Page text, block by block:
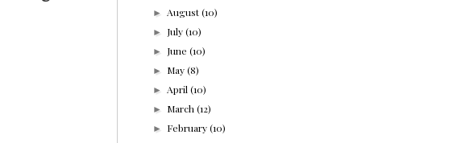
►August(10)
► July(10)
► June(10)
► May(8)
►April(10)
► March(12)
► February(10)